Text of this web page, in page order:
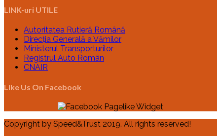
LINK-uri UTILE
Autoritatea Rutieră Română
Direcția Generală a Vămilor
Ministerul Transporturilor
Registrul Auto Român
CNAIR
Like Us On Facebook
Copyright by Speed&Trust 2019. All rights reserved!